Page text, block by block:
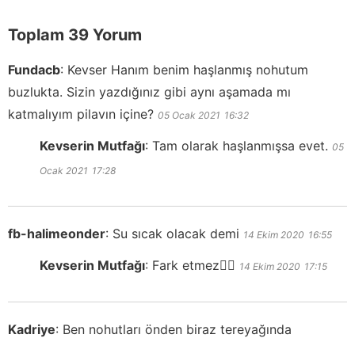
Toplam 39 Yorum
Fundacb: Kevser Hanım benim haşlanmış nohutum
buzlukta. Sizin yazdığınız gibi aynı aşamada mı
katmalıyım pilavın içine? 05 Ocak 2021 16:32
Kevserin Mutfağı: Tam olarak haşlanmışsa evet. 05
Ocak 2021 17:28
fb-halimeonder: Su sıcak olacak demi 14 Ekim 2020 16:55
Kevserin Mutfağı: Fark etmez👍🏻 14 Ekim 2020 17:15
Kadriye: Ben nohutları önden biraz tereyağında